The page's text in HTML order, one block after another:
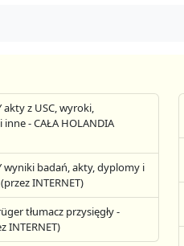
akty z USC, wyroki,
- CAŁA HOLANDIA
wyniki badań, akty, dyplomy i
INTERNET)
tłumacz przysięgły -
INTERNET)